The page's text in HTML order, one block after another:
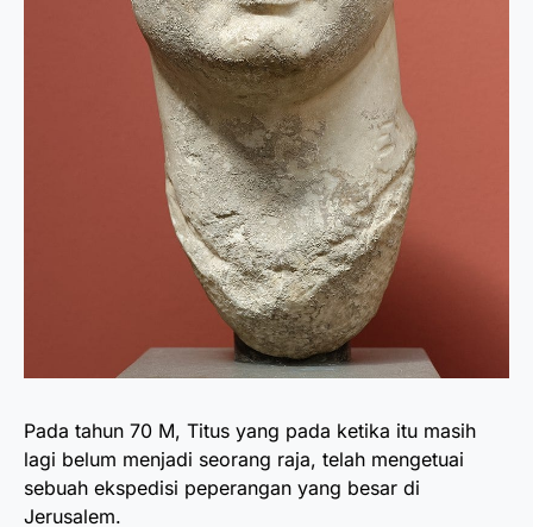
Pada tahun 70 M, Titus yang pada ketika itu masih
lagi belum menjadi seorang raja, telah mengetuai
sebuah ekspedisi peperangan yang besar di
Jerusalem.